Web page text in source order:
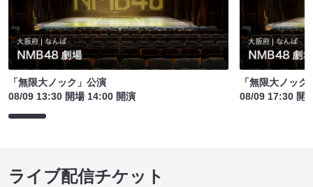
「無限大ノック」公演
08/09 13:30 開場 14:00 開演
「無限大ノック
08/09 17:30 開
ライブ配信チケット